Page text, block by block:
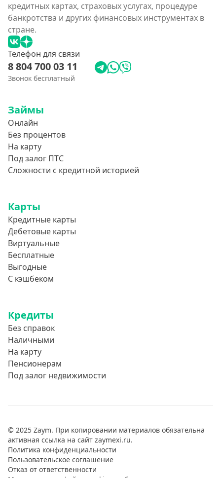
кредитных картах, страховых услугах, процедуре
банкротства и других финансовых инструментах в
стране.
Телефон для связи
8 804 700 03 11
Звонок бесплатный
Займы
Онлайн
Без процентов
На карту
Под залог ПТС
Сложности с кредитной историей
Карты
Кредитные карты
Дебетовые карты
Виртуальные
Бесплатные
Выгодные
С кэшбеком
Кредиты
Без справок
Наличными
На карту
Пенсионерам
Под залог недвижимости
© 2025 Zaym. При копировании материалов обязательна
активная ссылка на сайт zaymexi.ru.
Политика конфиденциальности
Пользовательское соглашение
Отказ от ответственности